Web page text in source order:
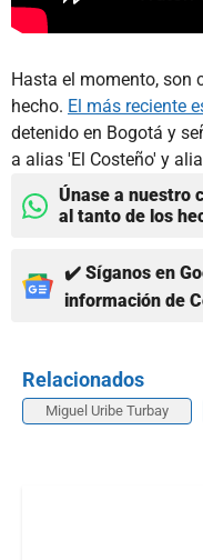
Hasta el momento, son
hecho. El más reciente
detenido en Bogotá y
a alias 'El Costeño' y
Únase a nuestro
al tanto de los
✔️ Síganos en
información de
Relacionados
Miguel Uribe Turbay